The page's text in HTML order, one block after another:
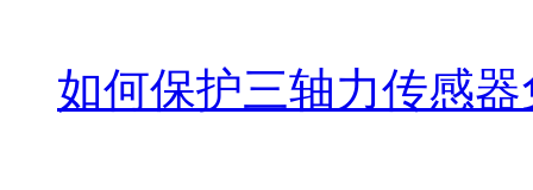
如何保护三轴力传感